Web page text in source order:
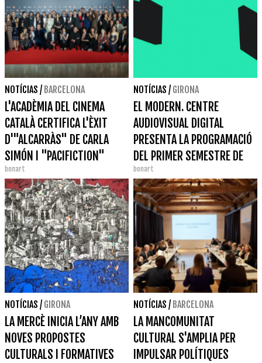
NOTÍCIAS / BARCELONA
L'ACADÈMIA DEL CINEMA
CATALÀ CERTIFICA L'ÈXIT
D'"ALCARRÀS" DE CARLA
SIMÓN I "PACIFICTION"
D'ALBERT SERRA
bonart
NOTÍCIAS / GIRONA
EL MODERN. CENTRE
AUDIOVISUAL DIGITAL
PRESENTA LA PROGRAMACIÓ
DEL PRIMER SEMESTRE DE
2023
bonart
NOTÍCIAS / GIRONA
LA MERCÈ INICIA L’ANY AMB
NOVES PROPOSTES
CULTURALS I FORMATIVES
NOTÍCIAS / BARCELONA
LA MANCOMUNITAT
CULTURAL S'AMPLIA PER
IMPULSAR POLÍTIQUES